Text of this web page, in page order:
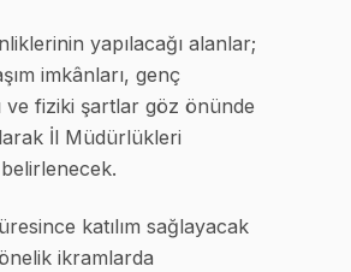
yapılacağı alanlar;
imkânları, genç
fiziki şartlar göz önünde
İl Müdürlükleri
katılım sağlayacak
ikramlarda